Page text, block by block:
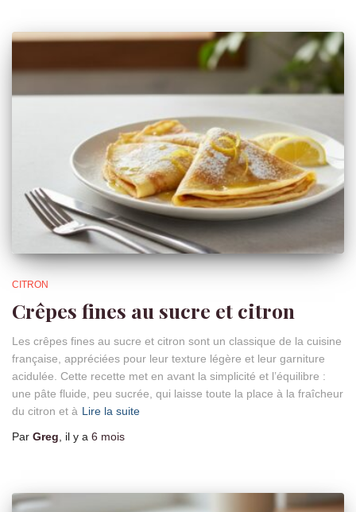
CITRON
Crêpes fines au sucre et citron
Les crêpes fines au sucre et citron sont un classique de la cuisine
française, appréciées pour leur texture légère et leur garniture
acidulée. Cette recette met en avant la simplicité et l’équilibre :
une pâte fluide, peu sucrée, qui laisse toute la place à la fraîcheur
du citron et à Lire la suite
Par Greg , il y a 6 mois